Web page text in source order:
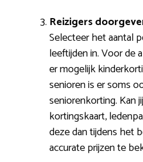
Reizigers
Selecteer het aantal
leeftijden in. Voor de
er mogelijk
senioren is er soms
seniorenkorting. Kan
kortingskaart,
deze dan tijdens het
accurate prijzen te